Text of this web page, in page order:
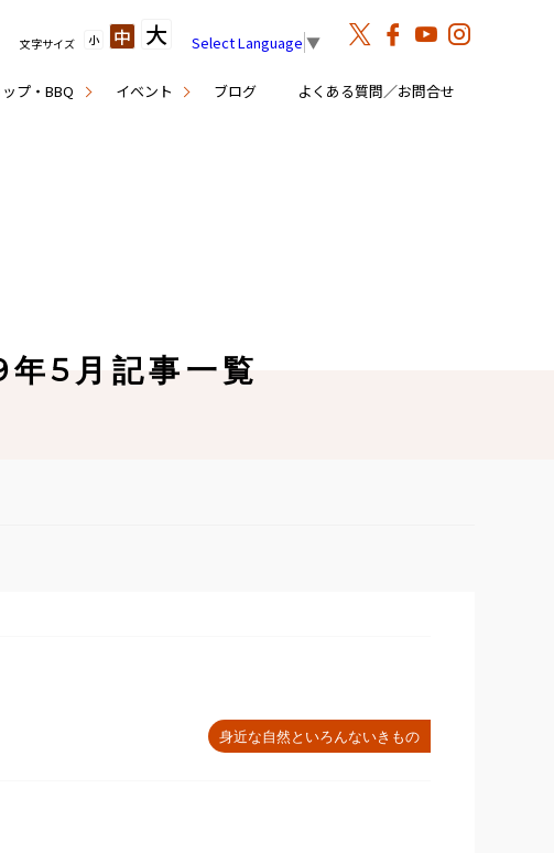
プ・BBQ イベント ブログ よくある質問／お問合せ
文字サイズ 小 中 大 Select Language ▼
5月記事一覧
身近な自然といろんないきもの